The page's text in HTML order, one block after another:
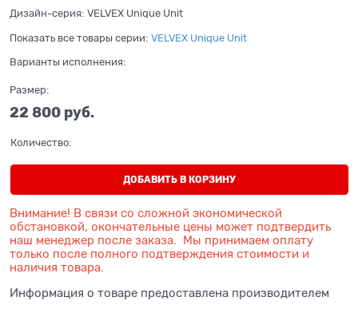
Дизайн-серия: VELVEX Unique Unit
Показать все товары серии: VELVEX Unique Unit
Варианты исполнения:
Размер:
22 800 руб.
Количество:
ДОБАВИТЬ В КОРЗИНУ
Внимание! В связи со сложной экономической
обстановкой, окончательные цены может подтвердить
наш менеджер после заказа. Мы принимаем оплату
только после полного подтверждения стоимости и
наличия товара.
Информация о товаре предоставлена производителем